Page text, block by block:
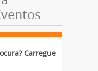
Carregue